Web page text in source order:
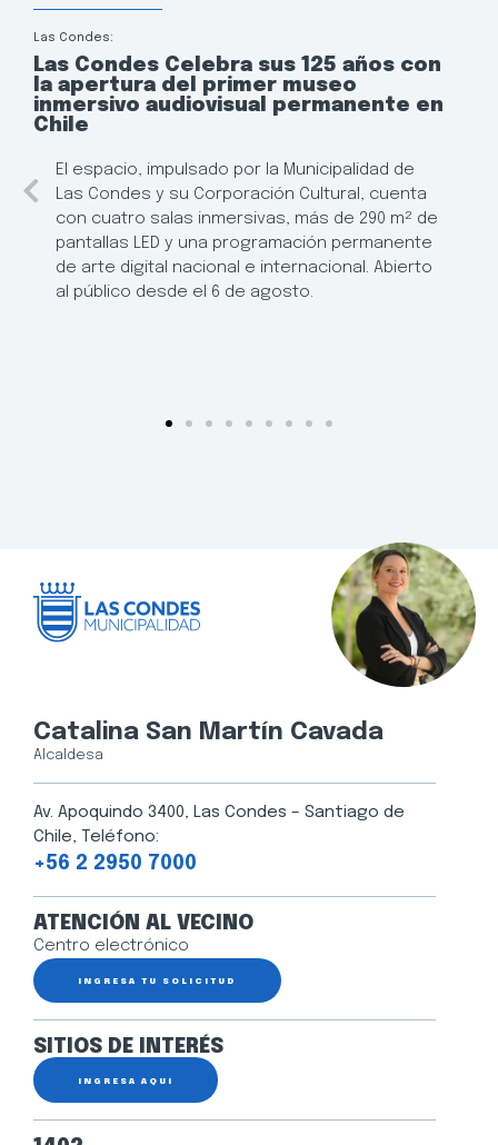
Las Condes:
Las Condes Celebra sus 125 años con
la apertura del primer museo
inmersivo audiovisual permanente en
Chile
El espacio, impulsado por la Municipalidad de
Las Condes y su Corporación Cultural, cuenta
con cuatro salas inmersivas, más de 290 m² de
pantallas LED y una programación permanente
de arte digital nacional e internacional. Abierto
al público desde el 6 de agosto.
Catalina San Martín Cavada
Alcaldesa
Av. Apoquindo 3400, Las Condes – Santiago de
Chile, Teléfono:
+56 2 2950 7000
ATENCIÓN AL VECINO
Centro electrónico
INGRESA TU SOLICITUD
SITIOS DE INTERÉS
INGRESA AQUÍ